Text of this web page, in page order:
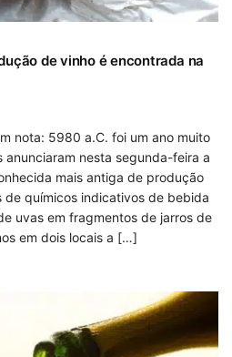
de vinho é encontrada na
nota: 5980 a.C. foi um ano muito
anunciaram nesta segunda-feira a
mais antiga de produção
químicos indicativos de bebida
uvas em fragmentos de jarros de
em dois locais a […]